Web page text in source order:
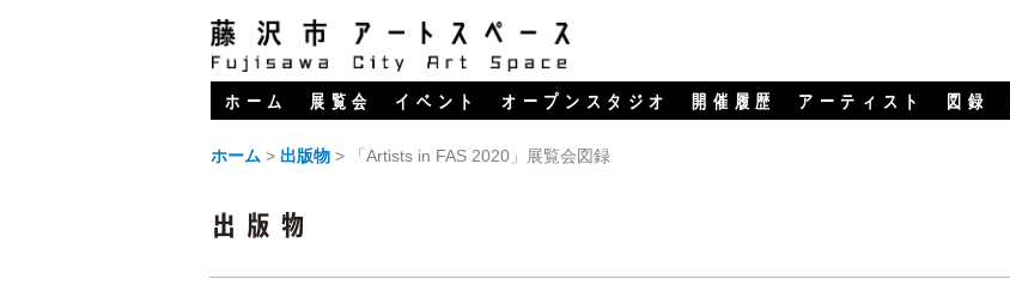
ホーム 展覧会 イベント オープンスタジオ 開催履歴 アーティスト 図録
ホーム > 出版物 > 「Artists in FAS 2020」展覧会図録